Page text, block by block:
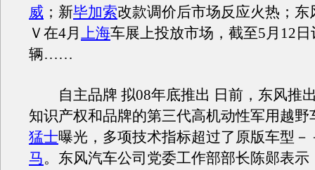
威 ；新毕加索改款调价后市场反应火热；东
Ｖ在4月 上海车展上投放市场，截至5月12日
辆……
自主品牌 拟08年底推出 日前，东风推
知识产权和品牌的第三代高机动性军用越野
猛士曝光，多项技术指标超过了原版车型－
马。东风汽车公司党委工作部部长陈郧表示